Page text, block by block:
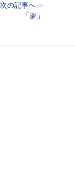
次の記事へ≫
「夢」